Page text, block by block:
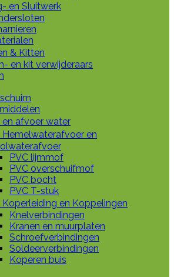
en Sluitwerk
& Kitten
en kit verwijderaars
en afvoer water
Hemelwaterafvoer en
PVC lijmmof
PVC overschuifmof
PVC bocht
PVC T-stuk
Koperleiding en Koppelingen
Knelverbindingen
Kranen en muurplaten
Schroefverbindingen
Soldeerverbindingen
Koperen buis